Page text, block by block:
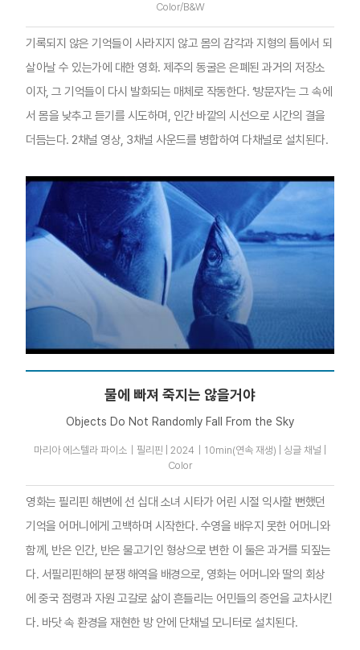
Color/B&W
기록되지 않은 기억들이 사라지지 않고 몸의 감각과 지형의 틈에서 되
살아날 수 있는가에 대한 영화. 제주의 동굴은 은폐된 과거의 저장소
이자, 그 기억들이 다시 발화되는 매체로 작동한다. ‘방문자’는 그 속에
서 몸을 낮추고 듣기를 시도하며, 인간 바깥의 시선으로 시간의 결을
더듬는다. 2채널 영상, 3채널 사운드를 병합하여 다채널로 설치된다.
물에 빠져 죽지는 않을거야
Objects Do Not Randomly Fall From the Sky
마리아 에스텔라 파이소｜필리핀 | 2024｜10min(연속 재생) | 싱글 채널 |
Color
영화는 필리핀 해변에 선 십대 소녀 시타가 어린 시절 익사할 뻔했던
기억을 어머니에게 고백하며 시작한다. 수영을 배우지 못한 어머니와
함께, 반은 인간, 반은 물고기인 형상으로 변한 이 둘은 과거를 되짚는
다. 서필리핀해의 분쟁 해역을 배경으로, 영화는 어머니와 딸의 회상
에 중국 점령과 자원 고갈로 삶이 흔들리는 어민들의 증언을 교차시킨
다. 바닷 속 환경을 재현한 방 안에 단채널 모니터로 설치된다.